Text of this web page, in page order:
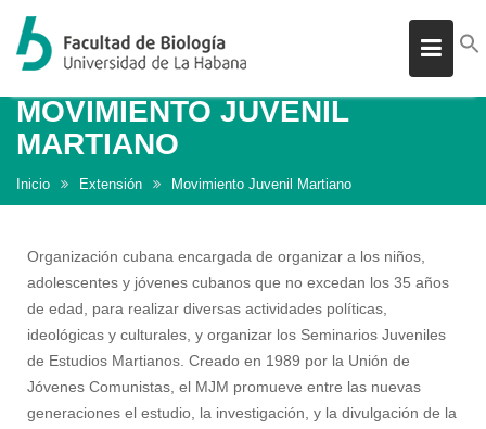
SkipMOVIMIENTO JUVENIL
MARTIANO
Inicio Extensión Movimiento Juvenil Martiano
Organización cubana encargada de organizar a los niños,
adolescentes y jóvenes cubanos que no excedan los 35 años
de edad, para realizar diversas actividades políticas,
ideológicas y culturales, y organizar los Seminarios Juveniles
de Estudios Martianos. Creado en 1989 por la Unión de
Jóvenes Comunistas, el MJM promueve entre las nuevas
generaciones el estudio, la investigación, y la divulgación de la